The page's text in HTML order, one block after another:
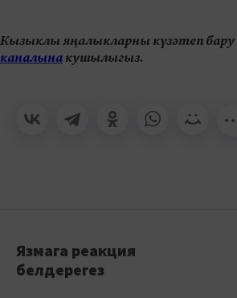
Кызыклы яңалыкларны күзәтеп бару
каналынакушылыгыз.
Язмага реакция
белдерегез